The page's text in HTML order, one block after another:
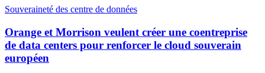
Souveraineté des centre de données
Orange et Morrison veulent créer une coentreprise
de data centers pour renforcer le cloud souverain
européen